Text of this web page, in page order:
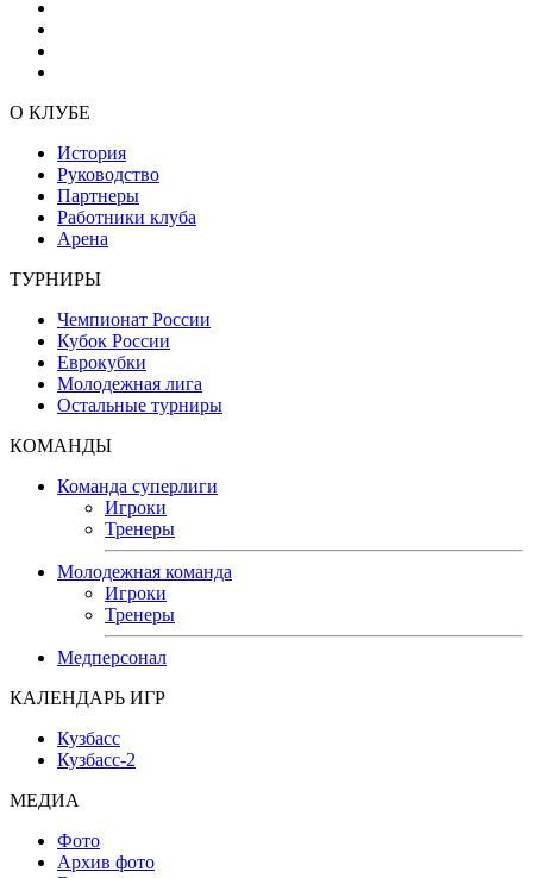
О КЛУБЕ
История
Руководство
Партнеры
Работники клуба
Арена
ТУРНИРЫ
Чемпионат России
Кубок России
Еврокубки
Молодежная лига
Остальные турниры
КОМАНДЫ
Команда суперлиги
Игроки
Тренеры
Молодежная команда
Игроки
Тренеры
Медперсонал
КАЛЕНДАРЬ ИГР
Кузбасс
Кузбасс-2
МЕДИА
Фото
Архив фото